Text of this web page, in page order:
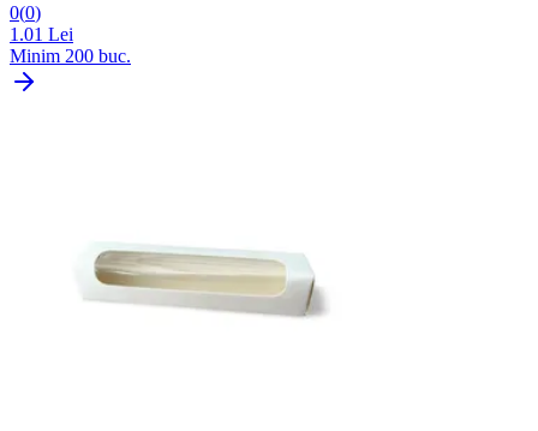
0(0)
1.01 Lei
Minim 200 buc.